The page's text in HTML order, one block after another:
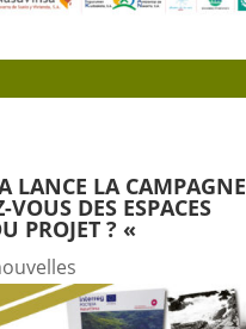
LANCE LA CAMPAGNE
VOUS DES ESPACES
PROJET ? «